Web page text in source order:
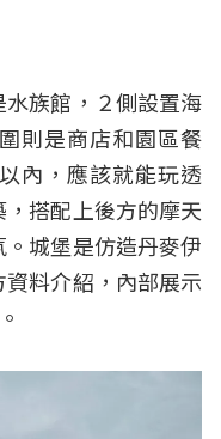
族館，２側設置海
則是商店和園區餐
內，應該就能玩透
搭配上後方的摩天
城堡是仿造丹麥伊
料介紹，內部展示